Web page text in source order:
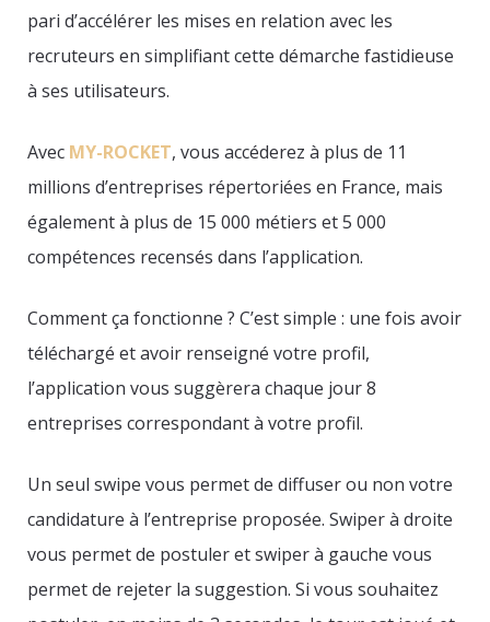
pari d’accélérer les mises en relation avec les
recruteurs en simplifiant cette démarche fastidieuse
à ses utilisateurs.
Avec MY-ROCKET, vous accéderez à plus de 11
millions d’entreprises répertoriées en France, mais
également à plus de 15 000 métiers et 5 000
compétences recensés dans l’application.
Comment ça fonctionne ? C’est simple : une fois avoir
téléchargé et avoir renseigné votre profil,
l’application vous suggèrera chaque jour 8
entreprises correspondant à votre profil.
Un seul swipe vous permet de diffuser ou non votre
candidature à l’entreprise proposée. Swiper à droite
vous permet de postuler et swiper à gauche vous
permet de rejeter la suggestion. Si vous souhaitez